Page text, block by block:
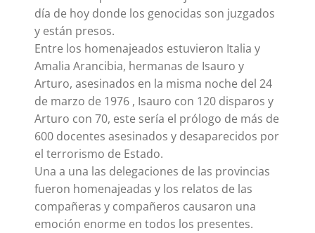
día de hoy donde los genocidas son juzgados
y están presos.
Entre los homenajeados estuvieron Italia y
Amalia Arancibia, hermanas de Isauro y
Arturo, asesinados en la misma noche del 24
de marzo de 1976 , Isauro con 120 disparos y
Arturo con 70, este sería el prólogo de más de
600 docentes asesinados y desaparecidos por
el terrorismo de Estado.
Una a una las delegaciones de las provincias
fueron homenajeadas y los relatos de las
compañeras y compañeros causaron una
emoción enorme en todos los presentes.